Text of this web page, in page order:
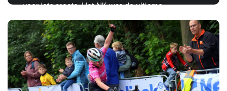
voor iets groots. Het NK was de ultieme
bevestiging.